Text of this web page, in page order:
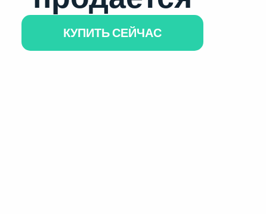
КУПИТЬ СЕЙЧАС